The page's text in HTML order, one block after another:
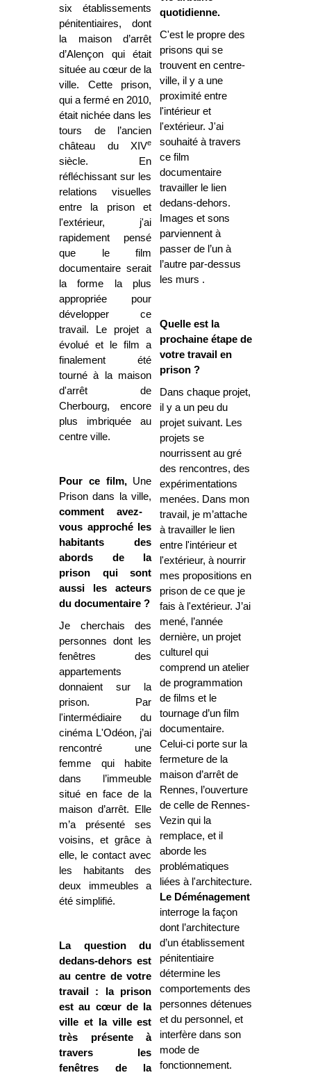
six établissements
pénitentiaires, dont
la maison d’arrêt
d’Alençon qui était
située au cœur de la
ville. Cette prison,
qui a fermé en 2010,
était nichée dans les
tours de l’ancien
château du XIVe
siècle. En
réfléchissant sur les
relations visuelles
entre la prison et
l'extérieur, j'ai
rapidement pensé
que le film
documentaire serait
la forme la plus
appropriée pour
développer ce
travail. Le projet a
évolué et le film a
finalement été
tourné à la maison
d'arrêt de
Cherbourg, encore
plus imbriquée au
centre ville.
Pour ce film, Une
Prison dans la ville,
comment avez-
vous approché les
habitants des
abords de la
prison qui sont
aussi les acteurs
du documentaire ?
Je cherchais des
personnes dont les
fenêtres des
appartements
donnaient sur la
prison. Par
l'intermédiaire du
cinéma L'Odéon, j’ai
rencontré une
femme qui habite
dans l’immeuble
situé en face de la
maison d’arrêt. Elle
m’a présenté ses
voisins, et grâce à
elle, le contact avec
les habitants des
deux immeubles a
été simplifié.
La question du
dedans-dehors est
au centre de votre
travail : la prison
est au cœur de la
ville et la ville est
très présente à
travers les
fenêtres de la
quotidienne.
C'est le propre des
prisons qui se
trouvent en centre-
ville, il y a une
proximité entre
l'intérieur et
l'extérieur. J'ai
souhaité à travers
ce film
documentaire
travailler le lien
dedans-dehors.
Images et sons
parviennent à
passer de l’un à
l’autre par-dessus
les murs .
Quelle est la
prochaine étape de
votre travail en
prison ?
Dans chaque projet,
il y a un peu du
projet suivant. Les
projets se
nourrissent au gré
des rencontres, des
expérimentations
menées. Dans mon
travail, je m’attache
à travailler le lien
entre l'intérieur et
l'extérieur, à nourrir
mes propositions en
prison de ce que je
fais à l'extérieur. J’ai
mené, l’année
dernière, un projet
culturel qui
comprend un atelier
de programmation
de films et le
tournage d’un film
documentaire.
Celui-ci porte sur la
fermeture de la
maison d’arrêt de
Rennes, l’ouverture
de celle de Rennes-
Vezin qui la
remplace, et il
aborde les
problématiques
liées à l'architecture.
Le Déménagement
interroge la façon
dont l’architecture
d’un établissement
pénitentiaire
détermine les
comportements des
personnes détenues
et du personnel, et
interfère dans son
mode de
fonctionnement.